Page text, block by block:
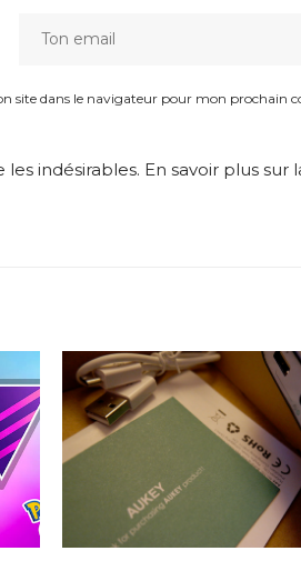
site dans le navigateur pour mon prochain
indésirables. En savoir plus sur